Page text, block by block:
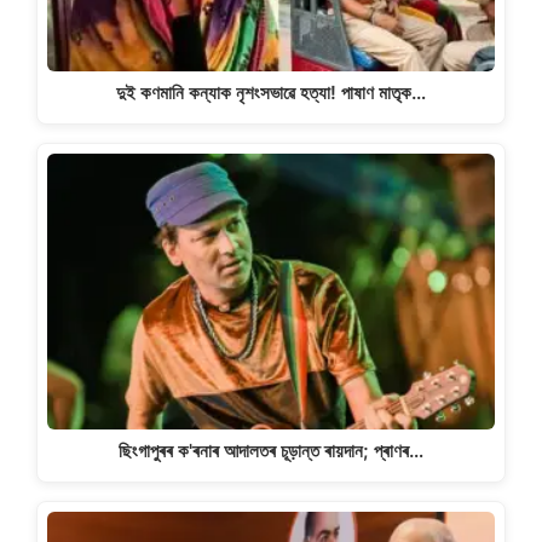
দুই কণমানি কন্যাক নৃশংসভাৱে হত্যা! পাষাণ মাতৃক…
ছিংগাপুৰৰ ক'ৰনাৰ আদালতৰ চূড়ান্ত ৰায়দান; প্ৰাণৰ…